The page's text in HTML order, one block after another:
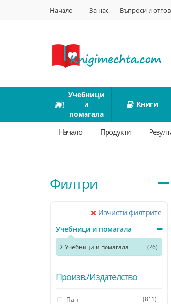
Начало За нас Въпроси и
Учебници
и
помагала
Книги
Начало Продукти
Филтри
Изчисти филтрите
Учебници и помагала
Учебници и помагала (26)
Произв./Издателство
Пан
(811)